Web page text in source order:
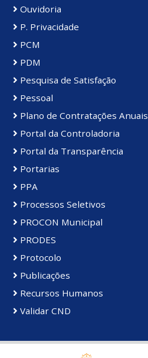
Ouvidoria
P. Privacidade
PCM
PDM
Pesquisa de Satisfação
Pessoal
Plano de Contratações Anuais
Portal da Controladoria
Portal da Transparência
Portarias
PPA
Processos Seletivos
PROCON Municipal
PRODES
Protocolo
Publicações
Recursos Humanos
Validar CND